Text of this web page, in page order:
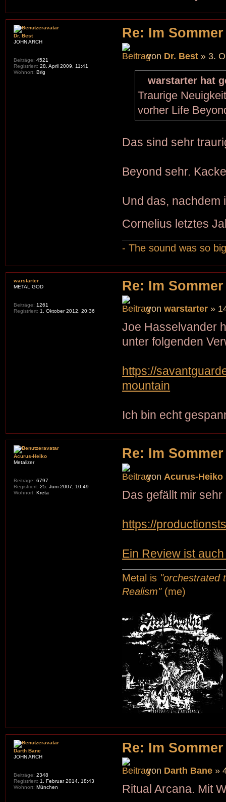
Re: Im
von Dr. Best » 3.
warstarter hat
Traurige
vorher Life
Das sind sehr
Beyond sehr.
Und das, nachdem
Cornelius letztes
- The sound was so
Dr. Best
JOHN ARCH
Beiträge: 4521
Registriert: 28. April 2009, 11:41
Wohnort: Brig
Re: Im
vonwarstarter »
Joe Hasselvander
unter folgenden
https://
mountain
Ich bin echt
warstarter
METAL GOD
Beiträge: 1261
Registriert: 1. Oktober 2012, 20:36
Re: Im
von Acurus-Heiko
Das gefällt mir sehr
https://
Ein Review ist
Metal is "orchestrated
Realism"(me)
Acurus-Heiko
Metalizer
Beiträge: 6797
Registriert: 25. Juni 2007, 10:49
Wohnort: Kreta
Re: Im
von Darth Bane »
Ritual Arcana. Mit
Darth Bane
JOHN ARCH
Beiträge: 2348
Registriert: 1. Februar 2014, 18:43
Wohnort: München